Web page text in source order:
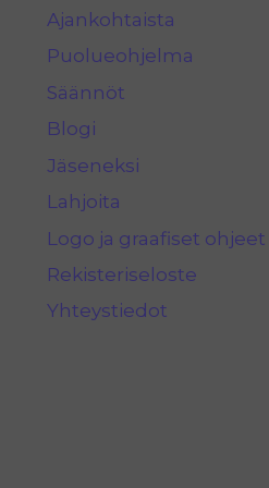
Ajankohtaista
Puolueohjelma
Säännöt
Blogi
Jäseneksi
Lahjoita
Logo ja graafiset ohjeet
Rekisteriseloste
Yhteystiedot